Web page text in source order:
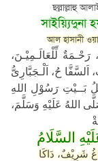
ছল্লাল্লাহু
সাইয়্যিদুনা
আল হাসানী
لِّلْعَالَـمِيْـنَ،
حُ، اَلْـجَبَّارِىُّ
بَــيْتِ رَسُوْلِ اللهِ
اللهُ عَلَيْهِ وَسَلَّمَ،
السَّلَامُ
شَرِيْفٌ، دَاكَا